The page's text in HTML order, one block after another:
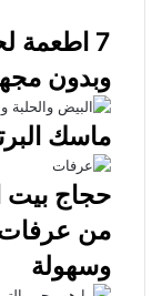
7
وبدون
ماسك
حجاج بيت
من عرفات
وسهولة